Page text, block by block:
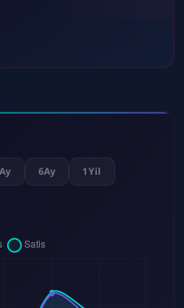
6Ay 1Yil